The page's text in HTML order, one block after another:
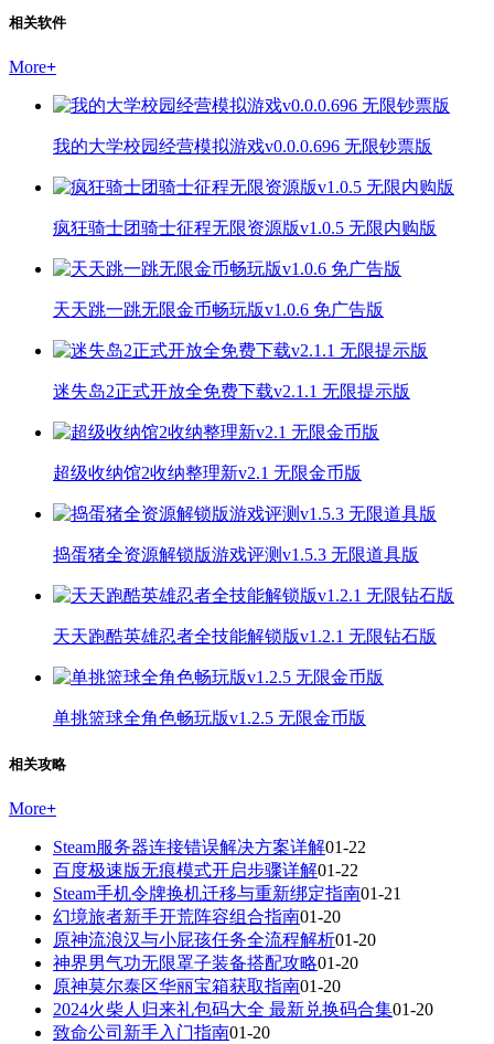
相关软件
More+
我的大学校园经营模拟游戏v0.0.0.696 无限钞票版
疯狂骑士团骑士征程无限资源版v1.0.5 无限内购版
天天跳一跳无限金币畅玩版v1.0.6 免广告版
迷失岛2正式开放全免费下载v2.1.1 无限提示版
超级收纳馆2收纳整理新v2.1 无限金币版
捣蛋猪全资源解锁版游戏评测v1.5.3 无限道具版
天天跑酷英雄忍者全技能解锁版v1.2.1 无限钻石版
单挑篮球全角色畅玩版v1.2.5 无限金币版
相关攻略
More+
Steam服务器连接错误解决方案详解01-22
百度极速版无痕模式开启步骤详解01-22
Steam手机令牌换机迁移与重新绑定指南01-21
幻境旅者新手开荒阵容组合指南01-20
原神流浪汉与小屁孩任务全流程解析01-20
神界男气功无限罩子装备搭配攻略01-20
原神莫尔泰区华丽宝箱获取指南01-20
2024火柴人归来礼包码大全 最新兑换码合集01-20
致命公司新手入门指南01-20